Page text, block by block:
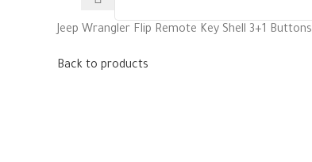
Jeep Wrangler Flip Remote Key Shell 3+1 Buttons
Back to products